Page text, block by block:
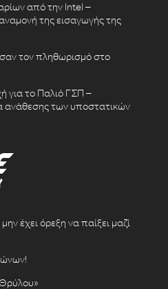
από την Intel –
της εισαγωγής της
τον πληθωρισμό στο
για το Παλιό ΓΣΠ –
ανάθεσης των υποστατικών
έχει όρεξη να παίξει μαζί